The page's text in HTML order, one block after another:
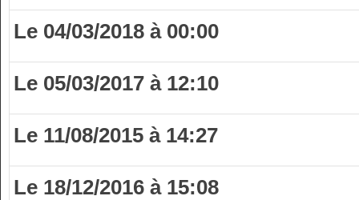
Le 04/03/2018 à 00:00
Le 05/03/2017 à 12:10
Le 11/08/2015 à 14:27
Le 18/12/2016 à 15:08